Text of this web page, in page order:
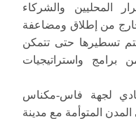
المحليين والشركاء
من إطلاق ومضاعفة
تسطيرها حتى تتمكن
برامج واستراتيجيات
لجهة فاس-مكناس
المتوأمة مع مدينة